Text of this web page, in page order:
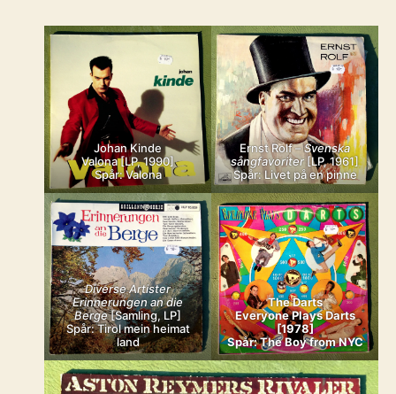
Johan Kinde
Valona [LP, 1990]
Spår: Valona
Ernst Rolf –Svenska
sångfavoriter [LP, 1961]
Spår: Livet på en pinne
Diverse Artister
Erinnerungen an die
Berge[Samling, LP]
Spår: Tirol mein heimat
land
The Darts
Everyone Plays Darts
[1978]
Spår: The Boy from NYC